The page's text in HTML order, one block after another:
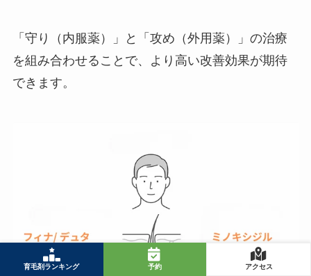
育毛剤ランキング 予約 アクセス
「守り（内服薬）」と「攻め（外用薬）」の治療
を組み合わせることで、より高い改善効果が期待
できます。